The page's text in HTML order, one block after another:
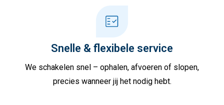
Snelle & flexibele service
We schakelen snel – ophalen, afvoeren of slopen,
precies wanneer jij het nodig hebt.